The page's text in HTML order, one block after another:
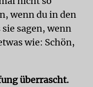
wenn du in den
sagen, wenn
wie: Schön,
überrascht.